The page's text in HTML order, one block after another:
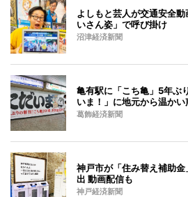
よしもと芸人が交通安全
いさん姿」で呼び掛け
沼津経済新聞
亀有駅に「こち亀」5年ぶ
いま！」に地元から温かい
葛飾経済新聞
神戸市が「住み替え補助
出 動画配信も
神戸経済新聞